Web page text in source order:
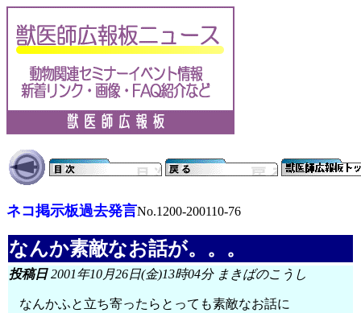
ネコ掲示板過去発言No.1200-200110-76
なんか素敵なお話が。。。
投稿日2001年10月26日(金)13時04分 まきばのこうし
なんかふと立ち寄ったらとっても素敵なお話に